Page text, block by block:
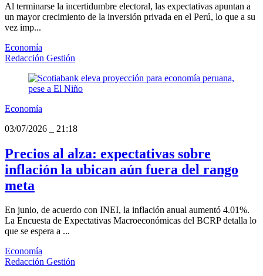
Al terminarse la incertidumbre electoral, las expectativas apuntan a
un mayor crecimiento de la inversión privada en el Perú, lo que a su
vez imp...
Economía
Redacción Gestión
Economía
03/07/2026
21:18
Precios al alza: expectativas sobre
inflación la ubican aún fuera del rango
meta
En junio, de acuerdo con INEI, la inflación anual aumentó 4.01%.
La Encuesta de Expectativas Macroeconómicas del BCRP detalla lo
que se espera a ...
Economía
Redacción Gestión